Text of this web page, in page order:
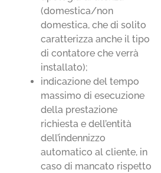
(domestica/non
domestica, che di solito
caratterizza anche il tipo
di contatore che verrà
installato);
indicazione del tempo
massimo di esecuzione
della prestazione
richiesta e dell’entità
dell’indennizzo
automatico al cliente, in
caso di mancato rispetto